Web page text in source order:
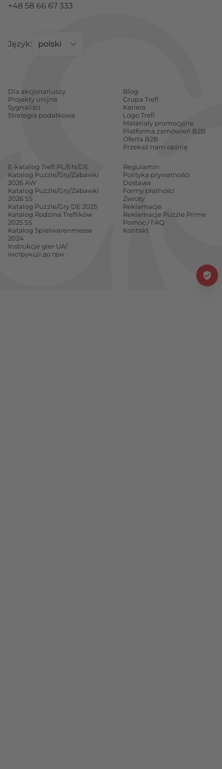
+48 58 66 67 333
Język:
Dla akcjonariuszy
Projekty unijne
Sygnaliści
Strategia podatkowa
Blog
Grupa Trefl
Kariera
Logo Trefl
Materiały promocyjne
Platforma zamówień B2B
Oferta B2B
Przekaż nam opinię
E-katalog Trefl PL/EN/DE
Katalog Puzzle/Gry/Zabawki
2026 AW
Katalog Puzzle/Gry/Zabawki
2026 SS
Katalog Puzzle/Gry DE 2025
Katalog Rodzina Treflików
2025 SS
Katalog Spielwarenmesse
2024
Instrukcje gier UA/
інструкції до гри
Regulamin
Polityka prywatności
Dostawa
Formy płatności
Zwroty
Reklamacje
Reklamacje Puzzle Prime
Pomoc / FAQ
Kontakt